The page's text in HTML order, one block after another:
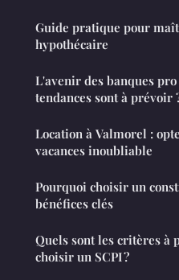
Guide pratique pour
hypothécaire
L'avenir des banques
tendances sont à prévoir
Location à Valmorel :
vacances inoubliable
Pourquoi choisir un
bénéfices clés
Quels sont les critères à
choisir un SCPI ?